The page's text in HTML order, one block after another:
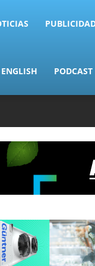
PODCAST